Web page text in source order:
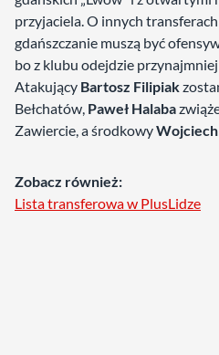
przyjaciela. O innych
gdańszczanie muszą być
bo z klubu odejdzie
Atakujący Bartosz Filipiak
Bełchatów, Paweł Halaba
Zawiercie, a środkowy
Zobacz również:
Lista transferowa w PlusLidze